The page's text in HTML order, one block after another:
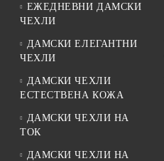
ЕЖЕДНЕВНИ ДАМСКИ
ЧЕХЛИ
ДАМСКИ ЕЛЕГАНТНИ
ЧЕХЛИ
ДАМСКИ ЧЕХЛИ
ЕСТЕСТВЕНА КОЖА
ДАМСКИ ЧЕХЛИ НА
ТОК
ДАМСКИ ЧЕХЛИ НА